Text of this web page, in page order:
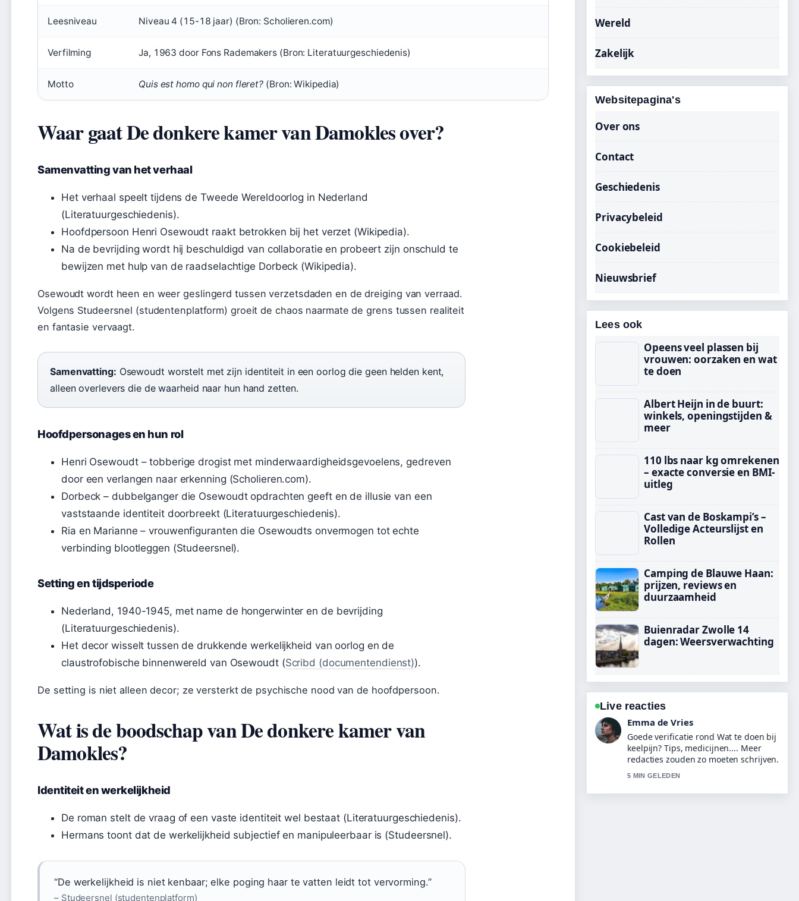
Leesniveau Niveau 4 (15-18 jaar) (Bron: Scholieren.com)
Verfilming Ja, 1963 door Fons Rademakers (Bron: Literatuurgeschiedenis)
Motto Quis est homo qui non fleret? (Bron: Wikipedia)
Waar gaat De donkere kamer van Damokles over?
Samenvatting van het verhaal
Het verhaal speelt tijdens de Tweede Wereldoorlog in Nederland
(Literatuurgeschiedenis).
Hoofdpersoon Henri Osewoudt raakt betrokken bij het verzet (Wikipedia).
Na de bevrijding wordt hij beschuldigd van collaboratie en probeert zijn onschuld te
bewijzen met hulp van de raadselachtige Dorbeck (Wikipedia).
Osewoudt wordt heen en weer geslingerd tussen verzetsdaden en de dreiging van verraad.
Volgens Studeersnel (studentenplatform) groeit de chaos naarmate de grens tussen realiteit
en fantasie vervaagt.
Samenvatting: Osewoudt worstelt met zijn identiteit in een oorlog die geen helden kent,
alleen overlevers die de waarheid naar hun hand zetten.
Hoofdpersonages en hun rol
Henri Osewoudt – tobberige drogist met minderwaardigheidsgevoelens, gedreven
door een verlangen naar erkenning (Scholieren.com).
Dorbeck – dubbelganger die Osewoudt opdrachten geeft en de illusie van een
vaststaande identiteit doorbreekt (Literatuurgeschiedenis).
Ria en Marianne – vrouwenfiguranten die Osewoudts onvermogen tot echte
verbinding blootleggen (Studeersnel).
Setting en tijdsperiode
Nederland, 1940-1945, met name de hongerwinter en de bevrijding
(Literatuurgeschiedenis).
Het decor wisselt tussen de drukkende werkelijkheid van oorlog en de
claustrofobische binnenwereld van Osewoudt (Scribd (documentendienst)).
De setting is niet alleen decor; ze versterkt de psychische nood van de hoofdpersoon.
Wat is de boodschap van De donkere kamer van
Damokles?
Identiteit en werkelijkheid
De roman stelt de vraag of een vaste identiteit wel bestaat (Literatuurgeschiedenis).
Hermans toont dat de werkelijkheid subjectief en manipuleerbaar is (Studeersnel).
“De werkelijkheid is niet kenbaar; elke poging haar te vatten leidt tot vervorming.”
– Studeersnel (studentenplatform)
Wereld
Zakelijk
Websitepagina's
Over ons
Contact
Geschiedenis
Privacybeleid
Cookiebeleid
Nieuwsbrief
Lees ook
Opeens veel plassen bij
vrouwen: oorzaken en wat
te doen
Albert Heijn in de buurt:
winkels, openingstijden &
meer
110 lbs naar kg omrekenen
– exacte conversie en BMI-
uitleg
Cast van de Boskampi’s –
Volledige Acteurslijst en
Rollen
Camping de Blauwe Haan:
prijzen, reviews en
duurzaamheid
Buienradar Zwolle 14
dagen: Weersverwachting
Live reacties
Noah Jansen
Sterke duiding rond Noten roosteren:
methoden en tips voor perfect.... Dit is
de duidelijkste samenvatting die ik
vandaag heb gezien.